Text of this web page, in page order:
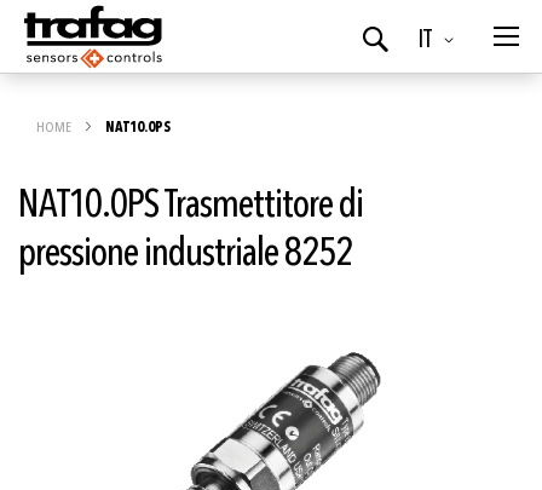
Lingua
IT
Ricerca
HOME NAT10.0PS
NAT10.0PS Trasmettitore di
pressione industriale 8252